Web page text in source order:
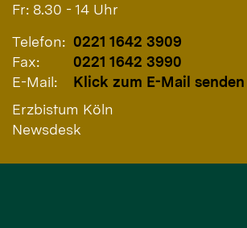
Fr: 8.30 - 14 Uhr
Telefon: 0221 1642 3909
Fax:
0221 1642 3990
E-Mail:
Klick zum E-Mail senden
Erzbistum Köln
Newsdesk